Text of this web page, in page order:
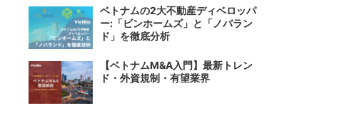
ベトナムの2大不動産ディベロッパ
ー:「ビンホームズ」と「ノバラン
ド」を徹底分析
【ベトナムM&A入門】最新トレン
ド・外資規制・有望業界